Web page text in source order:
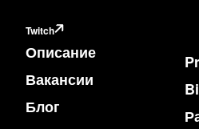
Twitch
Описание
Вакансии
Блог